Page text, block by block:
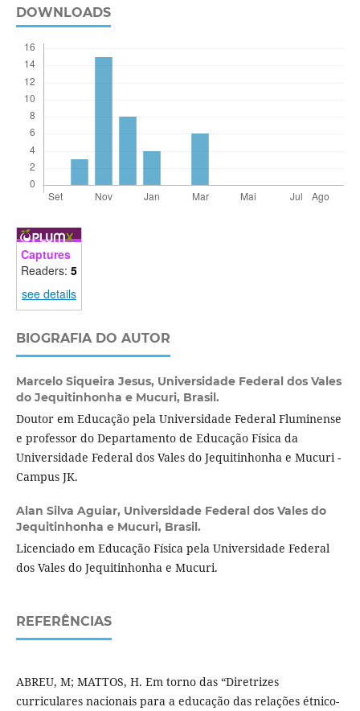
DOWNLOADS
Captures
Readers: 5
see details
BIOGRAFIA DO AUTOR
Marcelo Siqueira Jesus, Universidade Federal dos Vales
do Jequitinhonha e Mucuri, Brasil.
Doutor em Educação pela Universidade Federal Fluminense
e professor do Departamento de Educação Física da
Universidade Federal dos Vales do Jequitinhonha e Mucuri -
Campus JK.
Alan Silva Aguiar, Universidade Federal dos Vales do
Jequitinhonha e Mucuri, Brasil.
Licenciado em Educação Física pela Universidade Federal
dos Vales do Jequitinhonha e Mucuri.
REFERÊNCIAS
ABREU, M; MATTOS, H. Em torno das “Diretrizes
curriculares nacionais para a educação das relações étnico-